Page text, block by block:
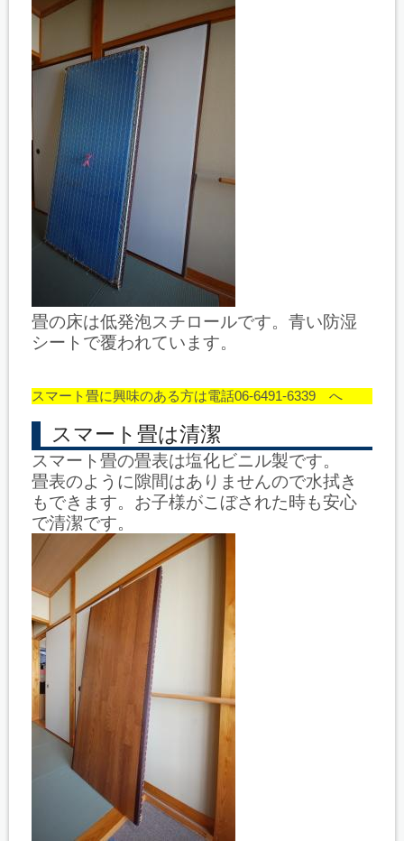
畳の床は低発泡スチロールです。青い防湿
シートで覆われています。
スマート畳に興味のある方は電話06-6491-6339 へ
スマート畳は清潔
スマート畳の畳表は塩化ビニル製です。
畳表のように隙間はありませんので水拭き
もできます。お子様がこぼされた時も安心
で清潔です。